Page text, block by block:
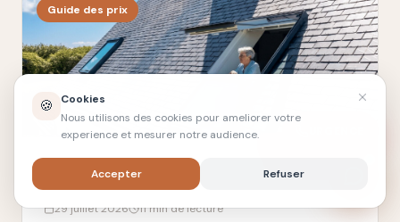
Guide des prix
29 juillet 2026 11 minde lecture
🍪
Cookies
Nous utilisons des cookies pour ameliorer votre
experience et mesurer notre audience.
Accepter Refuser